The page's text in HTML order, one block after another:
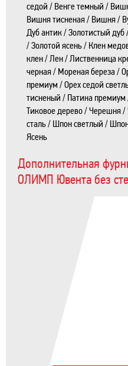
седой / Венге темный /
Вишня тисненая / Вишня /
Дуб антик / Золотистый
/ Золотой ясень / Клен
клен / Лен / Лиственница
черная / Мореная береза /
премиум / Орех седой
тисненый / Патина
Тиковое дерево / Черешня
сталь / Шпон светлый /
Ясень
Дополнительная
ОЛИМП Ювента без